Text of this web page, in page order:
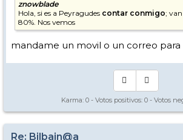
znowblade
Hola, si es a Peyragudes contar conmigo;
80%. Nos vemos
mandame un movil o un correo
Karma: 0 - Votos positivos: 0 - Votos
Re: Bilbain@a